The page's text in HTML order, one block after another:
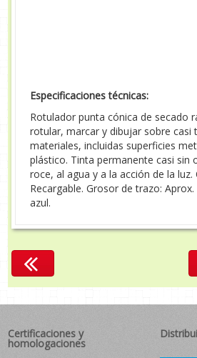
Especificaciones técnicas:
Rotulador punta cónica de secado
rotular, marcar y dibujar sobre casi
materiales, incluidas superficies
plástico. Tinta permanente casi sin
roce, al agua y a la acción de la luz.
Recargable. Grosor de trazo:
azul.
Certificaciones y
homologaciones